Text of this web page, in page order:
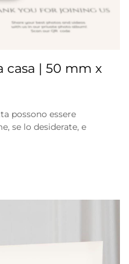
casa | 50 mm x
possono essere
se lo desiderate, e